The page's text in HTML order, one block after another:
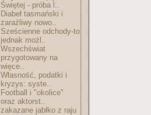
Świętej - próba l..
Diabeł tasmański i
zaraźliwy nowo..
Sześcienne odchody-to
jednak możl..
Wszechświat
przygotowany na
więce..
Własność, podatki i
kryzys: syste..
Football i "okolice"
oraz aktorst..
zakazane jabłko z raju